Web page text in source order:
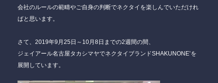
会社のルールの範疇やご自身の判断でネクタイを楽しんでいただけれ
ばと思います。
さて、2019年9月25日～10月8日までの2週間の間、
ジェイアール名古屋タカシマヤでネクタイブランドSHAKUNONE’を
展開しています。